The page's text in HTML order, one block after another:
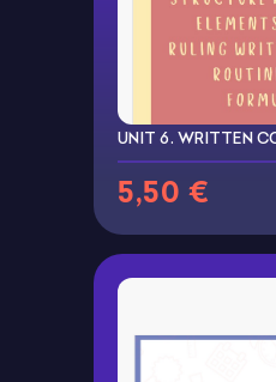
UNIT 6. WRITTEN
5,50 €